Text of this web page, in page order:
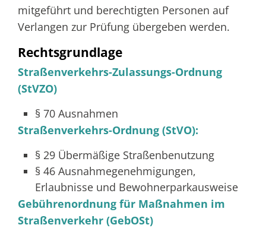
mitgeführt und berechtigten Personen auf
Verlangen zur Prüfung übergeben werden.
Rechtsgrundlage
Straßenverkehrs-Zulassungs-Ordnung
(StVZO)
§ 70 Ausnahmen
Straßenverkehrs-Ordnung (StVO):
§ 29 Übermäßige Straßenbenutzung
§ 46 Ausnahmegenehmigungen,
Erlaubnisse und Bewohnerparkausweise
Gebührenordnung für Maßnahmen im
Straßenverkehr (GebOSt)